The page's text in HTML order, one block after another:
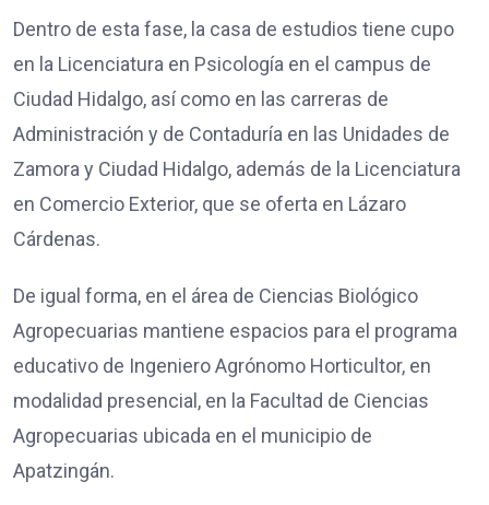
Dentro de esta fase, la casa de estudios tiene cupo
en la Licenciatura en Psicología en el campus de
Ciudad Hidalgo, así como en las carreras de
Administración y de Contaduría en las Unidades de
Zamora y Ciudad Hidalgo, además de la Licenciatura
en Comercio Exterior, que se oferta en Lázaro
Cárdenas.
De igual forma, en el área de Ciencias Biológico
Agropecuarias mantiene espacios para el programa
educativo de Ingeniero Agrónomo Horticultor, en
modalidad presencial, en la Facultad de Ciencias
Agropecuarias ubicada en el municipio de
Apatzingán.